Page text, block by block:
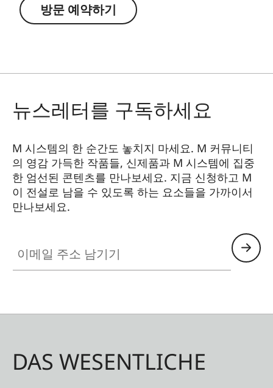
방문 예약하기
뉴스레터를 구독하세요
M 시스템의 한 순간도 놓치지 마세요. M 커뮤니티
의 영감 가득한 작품들, 신제품과 M 시스템에 집중
한 엄선된 콘텐츠를 만나보세요. 지금 신청하고 M
이 전설로 남을 수 있도록 하는 요소들을 가까이서
만나보세요.
DAS WESENTLICHE